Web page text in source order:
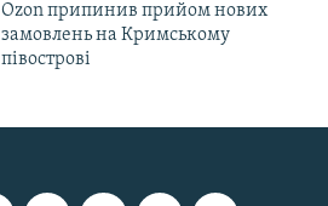
Ozon припинив прийом нових
замовлень на Кримському
півострові